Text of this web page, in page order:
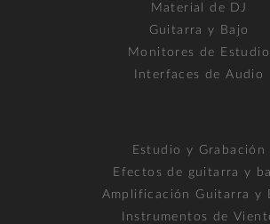
Material de DJ
Guitarra y Bajo
Monitores de Estudio
Interfaces de Audio
Estudio y Grabación
Efectos de guitarra y
Amplificación Guitarra y
Instrumentos de